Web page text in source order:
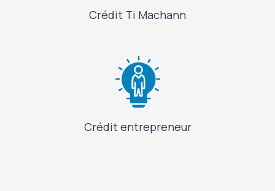
Crédit Ti Machann
Crédit entrepreneur